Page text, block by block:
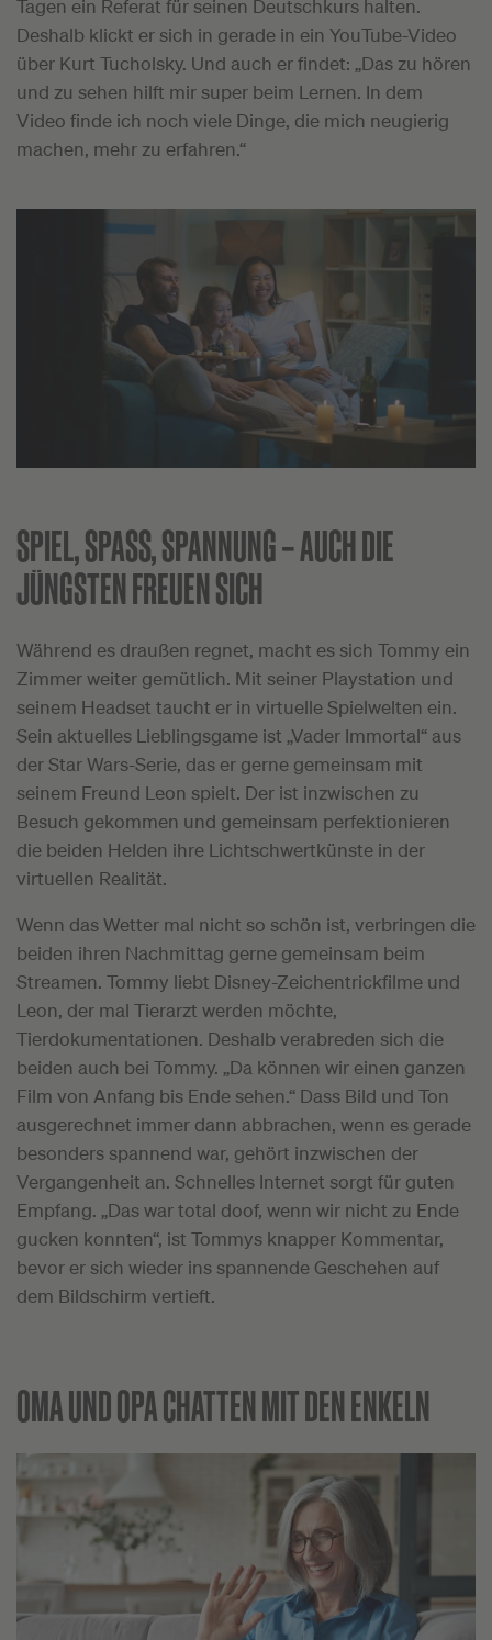
Tagen ein Referat für seinen Deutschkurs halten.
Deshalb klickt er sich in gerade in ein YouTube-Video
über Kurt Tucholsky. Und auch er findet: „Das zu hören
und zu sehen hilft mir super beim Lernen. In dem
Video finde ich noch viele Dinge, die mich neugierig
machen, mehr zu erfahren.“
SPIEL, SPASS, SPANNUNG – AUCH DIE
JÜNGSTEN FREUEN SICH
Während es draußen regnet, macht es sich Tommy ein
Zimmer weiter gemütlich. Mit seiner Playstation und
seinem Headset taucht er in virtuelle Spielwelten ein.
Sein aktuelles Lieblingsgame ist „Vader Immortal“ aus
der Star Wars-Serie, das er gerne gemeinsam mit
seinem Freund Leon spielt. Der ist inzwischen zu
Besuch gekommen und gemeinsam perfektionieren
die beiden Helden ihre Lichtschwertkünste in der
virtuellen Realität.
Wenn das Wetter mal nicht so schön ist, verbringen die
beiden ihren Nachmittag gerne gemeinsam beim
Streamen. Tommy liebt Disney-Zeichentrickfilme und
Leon, der mal Tierarzt werden möchte,
Tierdokumentationen. Deshalb verabreden sich die
beiden auch bei Tommy. „Da können wir einen ganzen
Film von Anfang bis Ende sehen.“ Dass Bild und Ton
ausgerechnet immer dann abbrachen, wenn es gerade
besonders spannend war, gehört inzwischen der
Vergangenheit an. Schnelles Internet sorgt für guten
Empfang. „Das war total doof, wenn wir nicht zu Ende
gucken konnten“, ist Tommys knapper Kommentar,
bevor er sich wieder ins spannende Geschehen auf
dem Bildschirm vertieft.
OMA UND OPA CHATTEN MIT DEN ENKELN